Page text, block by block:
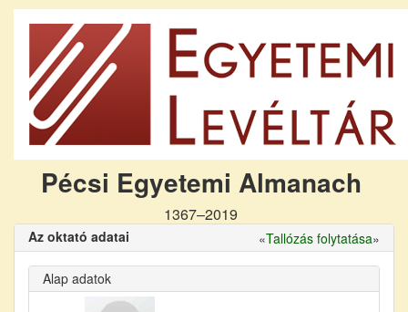
Pécsi Egyetemi Almanach
1367–2019
Az oktató adatai «Tallózás folytatása»
Alap adatok